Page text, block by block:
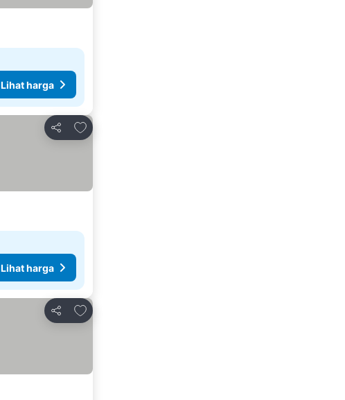
Lihat harga
Bagikan
Tambahkan ke favorit
Lihat harga
Bagikan
Tambahkan ke favorit